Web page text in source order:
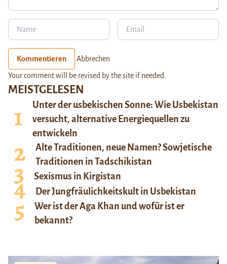
MEISTGELESEN
Unter der usbekischen Sonne: Wie Usbekistan
versucht, alternative Energiequellen zu
entwickeln
Alte Traditionen, neue Namen? Sowjetische
Traditionen in Tadschikistan
Sexismus in Kirgistan
Der Jungfräulichkeitskult in Usbekistan
Wer ist der Aga Khan und wofür ist er
bekannt?
Kommentieren Abbrechen
Your comment will be revised by the site if needed.